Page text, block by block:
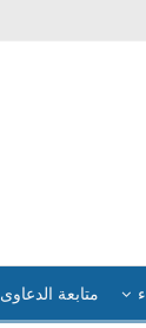
متابعة الدعاوى